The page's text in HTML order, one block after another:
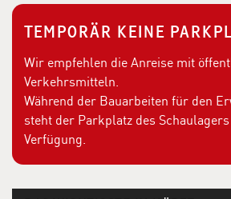
TEMPORÄR KEINE
Wir empfehlen die Anreise mit
Verkehrsmitteln.
Während der Bauarbeiten für den
steht der Parkplatz des
Verfügung.